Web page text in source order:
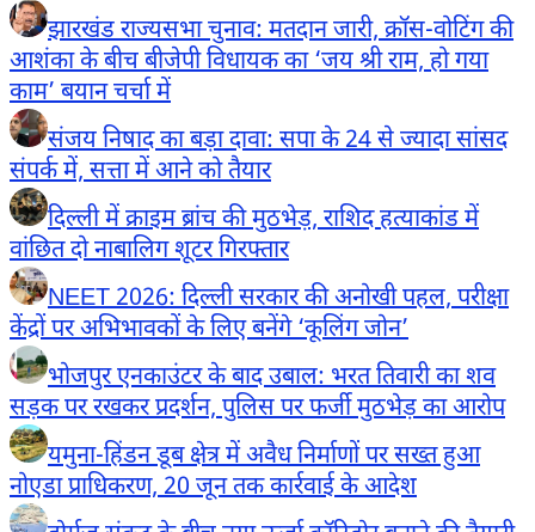
झारखंड राज्यसभा चुनाव: मतदान जारी, क्रॉस-वोटिंग की
आशंका के बीच बीजेपी विधायक का ‘जय श्री राम, हो गया
काम’ बयान चर्चा में
संजय निषाद का बड़ा दावा: सपा के 24 से ज्यादा सांसद
संपर्क में, सत्ता में आने को तैयार
दिल्ली में क्राइम ब्रांच की मुठभेड़, राशिद हत्याकांड में
वांछित दो नाबालिग शूटर गिरफ्तार
NEET 2026: दिल्ली सरकार की अनोखी पहल, परीक्षा
केंद्रों पर अभिभावकों के लिए बनेंगे ‘कूलिंग जोन’
भोजपुर एनकाउंटर के बाद उबाल: भरत तिवारी का शव
सड़क पर रखकर प्रदर्शन, पुलिस पर फर्जी मुठभेड़ का आरोप
यमुना-हिंडन डूब क्षेत्र में अवैध निर्माणों पर सख्त हुआ
नोएडा प्राधिकरण, 20 जून तक कार्रवाई के आदेश